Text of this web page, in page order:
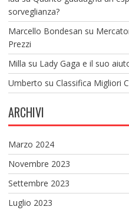
sorveglianza?
Marcello Bondesan su
Prezzi
Milla su Lady Gaga e il suo
Umberto su Classifica Migliori
ARCHIVI
Marzo 2024
Novembre 2023
Settembre 2023
Luglio 2023